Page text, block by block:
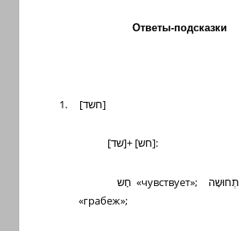
Ответы-подсказки
1. [חשד]
[שד]+ [חש]:
חָש «чувствует»; תְחוּשָה
«грабеж»;